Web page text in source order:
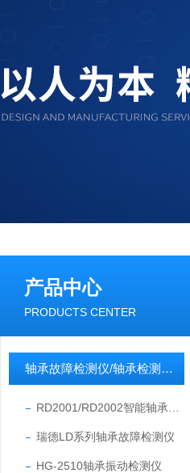
产品中心
PRODUCTS CENTER
轴承故障检测仪/轴承检测仪/轴承故障诊断仪
瑞德LD系列轴承故障检测仪
HG-2510轴承振动检测仪